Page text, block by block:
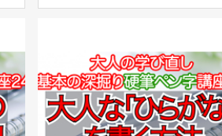
して書いてみる「蘭亭序」